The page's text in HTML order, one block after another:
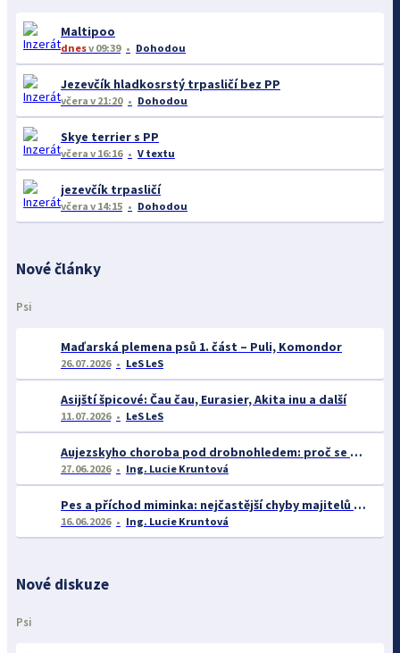
Maltipoo
dnesv 09:39 Dohodou
Jezevčík hladkosrstý trpasličí bez PP
včera v 21:20 Dohodou
Skye terrier s PP
včera v 16:16 V textu
jezevčík trpasličí
včera v 14:15 Dohodou
Nové články
Psi
Maďarská plemena psů 1. část – Puli, Komondor
26.07.2026 LeS LeS
Asijští špicové: Čau čau, Eurasier, Akita inu a další
11.07.2026 LeS LeS
Aujezskyho choroba pod drobnohledem: proč se o ní nyní mluví více než dříve
27.06.2026 Ing. Lucie Kruntová
Pes a příchod miminka: nejčastější chyby majitelů a jak se jim vyhnout
16.06.2026 Ing. Lucie Kruntová
Nové diskuze
Psi